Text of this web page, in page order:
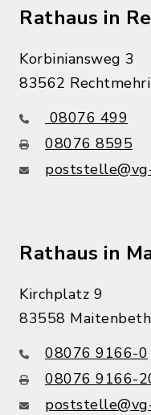
Rathaus in
Korbiniansweg 3
83562
08076 499
08076 8595
Rathaus in
Kirchplatz 9
83558 Maitenbeth
08076 9166-0
08076 9166-